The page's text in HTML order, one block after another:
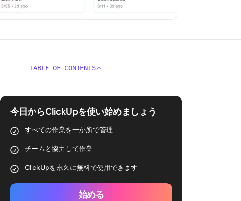
TABLE OF CONTENTS
今日からClickUpを使い始めましょう
すべての作業を一か所で管理
チームと協力して作業
ClickUpを永久に無料で使用できます
始める